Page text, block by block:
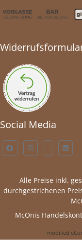
Social Media
Alle Preise inkl.
durchgestrichenen
McOnis
modified